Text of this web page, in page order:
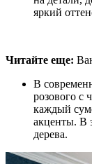
яркий
Читайте еще:
В
розового с
каждый
акценты. В
дерева.